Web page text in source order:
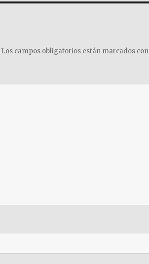
Los campos obligatorios están marcados con